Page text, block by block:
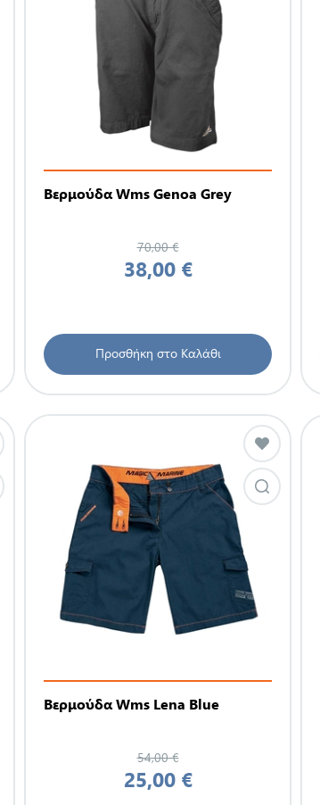
Βερμούδα Wms Genoa Grey
70,00 €
38,00 €
Προσθήκη στο Καλάθι
Βερμούδα Wms Lena Blue
54,00 €
25,00 €